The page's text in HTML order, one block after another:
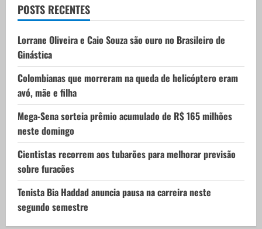
t
i
o
n
POSTS RECENTES
Lorrane Oliveira e Caio Souza são ouro no Brasileiro de
Ginástica
Colombianas que morreram na queda de helicóptero eram
avó, mãe e filha
Mega-Sena sorteia prêmio acumulado de R$ 165 milhões
neste domingo
Cientistas recorrem aos tubarões para melhorar previsão
sobre furacões
Tenista Bia Haddad anuncia pausa na carreira neste
segundo semestre